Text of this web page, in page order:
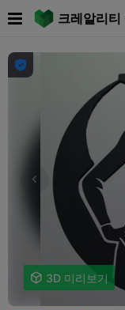
크레알리티

 3D 미리보기